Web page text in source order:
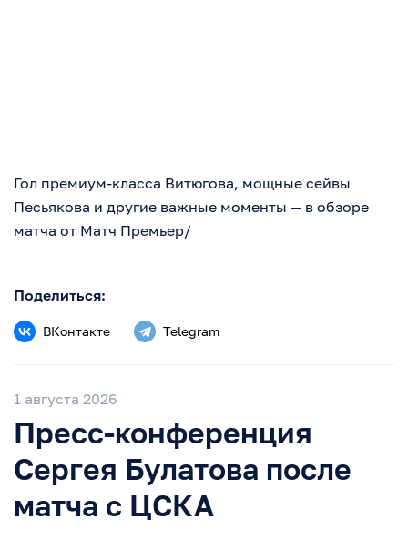
Гол премиум-класса Витюгова, мощные сейвы
Песьякова и другие важные моменты — в обзоре
матча от Матч Премьер/
Поделиться:
ВКонтакте Telegram
1 августа 2026
Пресс-конференция
Сергея Булатова после
матча с ЦСКА